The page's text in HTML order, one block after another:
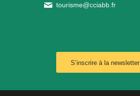
tourisme@cciabb.fr
S’inscrire à la newsletter